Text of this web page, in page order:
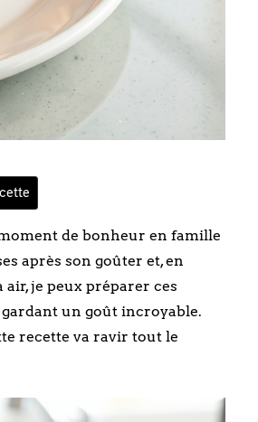
de bonheur en famille
après son goûter et, en
je peux préparer ces
un goût incroyable.
recette va ravir tout le